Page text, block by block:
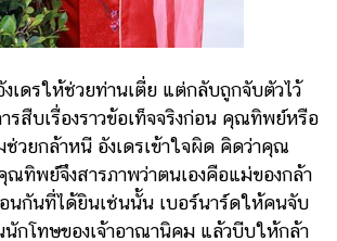
รให้ช่วยท่านเตี่ย แต่กลับถูกจับตัวไว้
รสืบเรื่องราวข้อเท็จจริงก่อน คุณทิพย์หรือ
ช่วยกล้าหนี อังเดรเข้าใจผิด คิดว่าคุณ
ทิพย์จึงสารภาพว่าตนเองคือแม่ของกล้า
นกันที่ได้ยินเช่นนั้น เบอร์นาร์ดให้คนจับ
นักโทษของเจ้าอาณานิคม แล้วบีบให้กล้า